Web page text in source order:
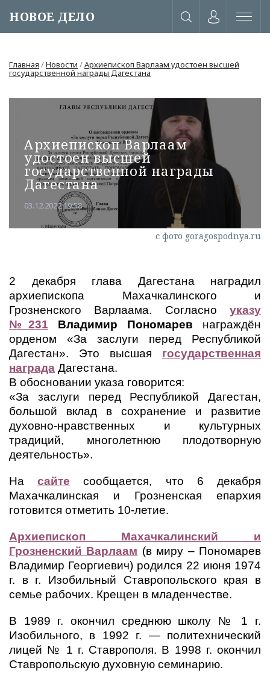
НОВОЕ ДЕЛО
или через соц. сети
Главная /Новости /Архиепископ Варлаам удостоен высшей
государственной награды Дагестана
Архиепископ Варлаам
удостоен высшей
государственной награды
Дагестана
03.12.2022 19:58
с фото goragospodnya.ru
2 декабря глава Дагестана наградил
архиепископа Махачкалинского и
Грозненского Варлаама. Согласно указу
№231 Владимир Пономарев награждён
орденом «За заслуги перед Республикой
Дагестан». Это высшая государственная
награда Дагестана.
В обосновании указа говорится:
«За заслуги перед Республикой Дагестан,
большой вклад в сохранение и развитие
духовно-нравственных и культурных
традиций, многолетнюю плодотворную
деятельность».
Насайте сообщается, что 6 декабря
Махачкалинская и Грозненская епархия
готовится отметить 10-летие.
Архиепископ Махачкалинский и
Грозненский Варлаам (в миру – Пономарев
Владимир Георгиевич) родился 22 июня 1974
г. в г. Изобильный Ставропольского края в
семье рабочих. Крещен в младенчестве.
В 1989 г. окончил среднюю школу № 1 г.
Изобильного, в 1992 г. — политехнический
лицей № 1 г. Ставрополя. В 1998 г. окончил
Ставропольскую духовную семинарию.